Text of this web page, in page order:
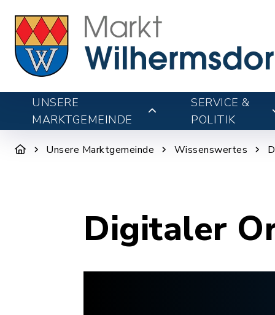
UNSERE
MARKTGEMEINDE
SERVICE &
POLITIK
Unsere Marktgemeinde Wissenswertes
Digitaler